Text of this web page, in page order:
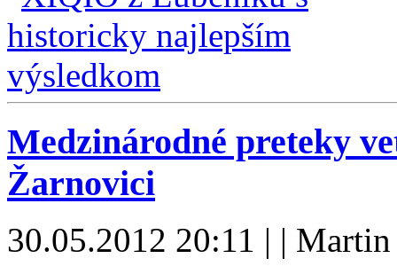
Medzinárodné preteky
Žarnovici
30.05.2012 20:11 | |